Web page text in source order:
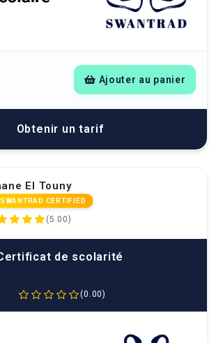
Ajouter au panier
Obtenir un tarif
El Touny
SWANTRAD CERTIFIED
(5.00)
de scolarité
(0.00)